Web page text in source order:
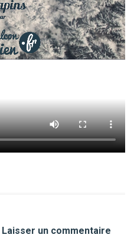
Laisser un commentaire